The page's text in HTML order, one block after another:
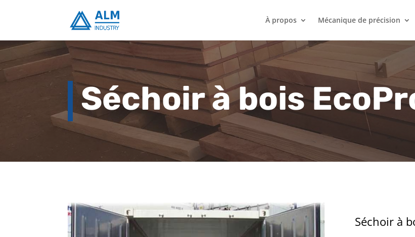
À propos Mécanique de précision
Séchoir à bois
Séchoir à